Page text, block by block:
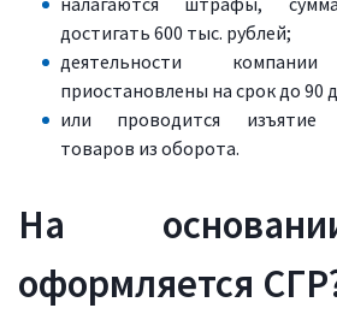
достигать 600 тыс. рублей;
деятельности
приостановлены на срок до 90
или проводится изъятие
товаров из оборота.
На
оформляется